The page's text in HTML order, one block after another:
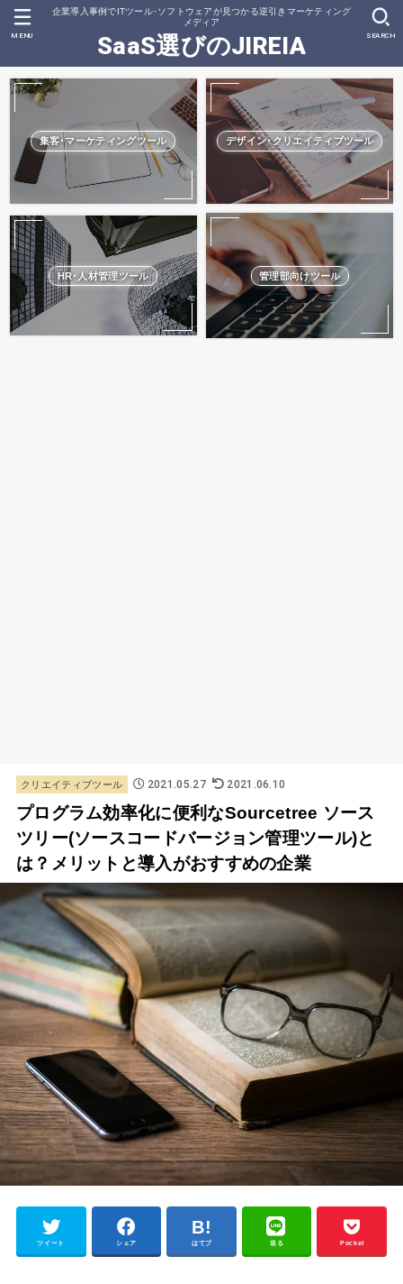
企業導入事例でITツール･ソフトウェアが見つかる逆引きマーケティング
メディア
SaaS選びのJIREIA SEARCH
MENU
集客･マーケティングツール デザイン･クリエイティブツール
HR･人材管理ツール 管理部向けツール
クリエイティブツール 2021.05.27 2021.06.10
プログラム効率化に便利なSourcetree ソース
ツリー(ソースコードバージョン管理ツール)と
は？メリットと導入がおすすめの企業
ツイート シェア はてブ 送る Pocket